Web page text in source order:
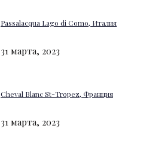
Passalacqua Lago di Como, Италия
31 марта, 2023
Cheval Blanc St-Tropez, Франция
31 марта, 2023